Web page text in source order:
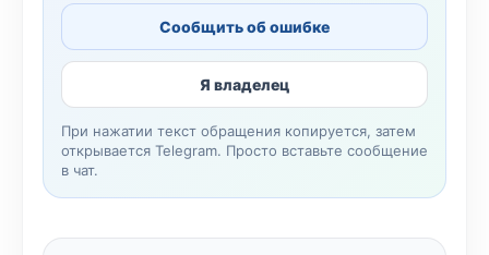
Сообщить об ошибке
Я владелец
При нажатии текст обращения копируется, затем
открывается Telegram. Просто вставьте сообщение
в чат.